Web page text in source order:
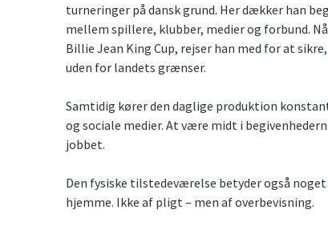
turneringer på dansk grund. Her dækker han
mellem spillere, klubber, medier og forbund.
Billie Jean King Cup, rejser han med for at
uden for landets grænser.
Samtidig kører den daglige produktion
og sociale medier. At være midt i
jobbet.
Den fysiske tilstedeværelse betyder også
hjemme. Ikke af pligt – men af overbevisning.